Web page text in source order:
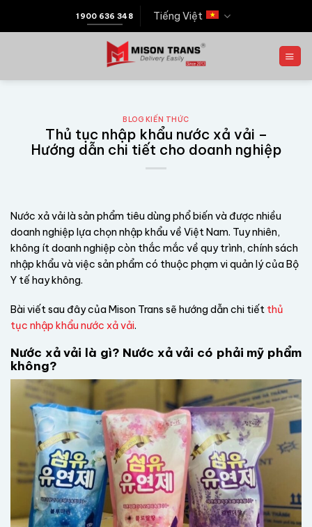
1900 636 348 Tiếng Việt
BLOG KIẾN THỨC
Thủ tục nhập khẩu nước xả vải –
Hướng dẫn chi tiết cho doanh nghiệp
Nước xả vải là sản phẩm tiêu dùng phổ biến và được nhiều
doanh nghiệp lựa chọn nhập khẩu về Việt Nam. Tuy nhiên,
không ít doanh nghiệp còn thắc mắc về quy trình, chính sách
nhập khẩu và việc sản phẩm có thuộc phạm vi quản lý của Bộ
Y tế hay không.
Bài viết sau đây của Mison Trans sẽ hướng dẫn chi tiết thủ
tục nhập khẩu nước xả vải.
Nước xả vải là gì? Nước xả vải có phải mỹ phẩm
không?